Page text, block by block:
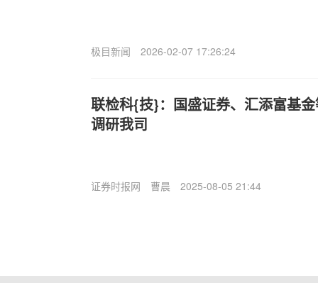
极目新闻 2026-02-07 17:26:24
联检科{技}：国盛证券、汇添富基
调研我司
证券时报网 曹晨 2025-08-05 21:44